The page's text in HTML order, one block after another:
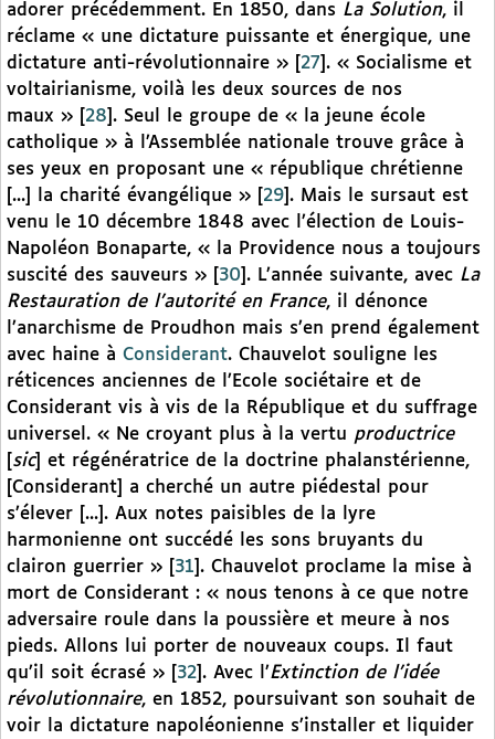
adorer précédemment. En 1850, dans La Solution, il
réclame « une dictature puissante et énergique, une
dictature anti-révolutionnaire »
27 . « Socialisme et
voltairianisme, voilà les deux sources de nos
maux »
28 . Seul le groupe de « la jeune école
catholique » à l’Assemblée nationale trouve grâce à
ses yeux en proposant une « république chrétienne
[...] la charité évangélique »
29 . Mais le sursaut est
venu le 10 décembre 1848 avec l’élection de Louis-
Napoléon Bonaparte, « la Providence nous a toujours
suscité des sauveurs »
30 . L’année suivante, avec La
Restauration de l’autorité en France, il dénonce
l’anarchisme de Proudhon mais s’en prend également
avec haine à Considerant. Chauvelot souligne les
réticences anciennes de l’Ecole sociétaire et de
Considerant vis à vis de la République et du suffrage
universel. « Ne croyant plus à la vertu productrice
sic] et régénératrice de la doctrine phalanstérienne,
[Considerant] a cherché un autre piédestal pour
s’élever [...]. Aux notes paisibles de la lyre
harmonienne ont succédé les sons bruyants du
clairon guerrier »
31 . Chauvelot proclame la mise à
mort de Considerant : « nous tenons à ce que notre
adversaire roule dans la poussière et meure à nos
pieds. Allons lui porter de nouveaux coups. Il faut
qu’il soit écrasé »
32 . Avec l’Extinction de l’idée
révolutionnaire, en 1852, poursuivant son souhait de
voir la dictature napoléonienne s’installer et liquider